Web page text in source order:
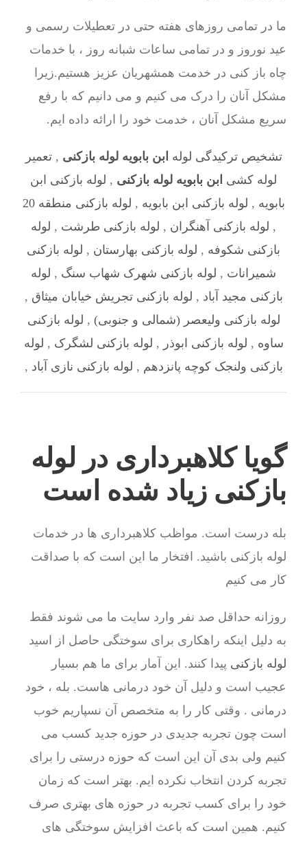
ما در تمامی روزهای هفته حتی در تعطیلات رسمی و
عید نوروز و در تمامی ساعات شبانه روز ، با خدمات
چاه باز کنی در خدمت همشهریان عزیز هستیم.زیرا
مشکل آنان را درک می کنیم و می دانیم که با رفع
سریع مشکل آنان ، خدمت خود را ارائه داده ایم.
تشخیص ترکیدگی لوله ابن بابویه لوله بازکنی ,تعمیر
لوله کشی ابن بابویه لوله بازکنی , لوله بازکنی ابن
بابویه , لوله بازکنی ابن بابویه , لوله بازکنی منطقه 20
, لوله بازکنی آهنگران , لوله بازکنی طرشت , لوله
بازکنی شکوفه , لوله بازکنی بهارستان , لوله بازکنی
شمیرانات , لوله بازکنی شهرک شهاب سنگ , لوله
بازکنی مجید آباد , لوله بازکنی تجریش خیابان میثاق ,
لوله بازکنی ولیعصر (شمالی و جنوبی) , لوله بازکنی
ساوه , لوله بازکنی ابوذر , لوله بازکنی لشگرک , لوله
بازکنی ولنجک کوچه پانزدهم , لوله بازکنی نازی آباد ,
گویا کلاهبرداری در لوله
بازکنی زیاد شده است
بله درست است. مواظب کلاهبرداری ها در خدمات
لوله بازکنی باشید. افتخار ما این است که با صداقت
کار می کنیم
روزانه حداقل صد نفر وارد سایت ما می شوند فقط
به دلیل اینکه راهکاری برای سوختگی حاصل از اسید
لوله بازکنی پیدا کنند. این آمار برای ما هم بسیار
عجیب است و دلیل آن خود درمانی هاست. بله ، خود
درمانی . وقتی کار را به متخصص آن نسپاریم خوب
است چون تجربه جدیدی در حوزه جدید کسب می
کنیم ولی بدی آن این است که حوزه درستی را برای
تجربه کردن انتخاب نکرده ایم. بهتر است که زمان
خود را برای کسب تجربه در حوزه های بهتری صرف
کنیم. همین است که باعث افزایش سوختگی های